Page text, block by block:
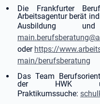
Die Frankfurter
Arbeitsagentur berät
Ausbildung
oder https://
main/berufsberatung
Das Team
der HWK
Praktikumssuche: